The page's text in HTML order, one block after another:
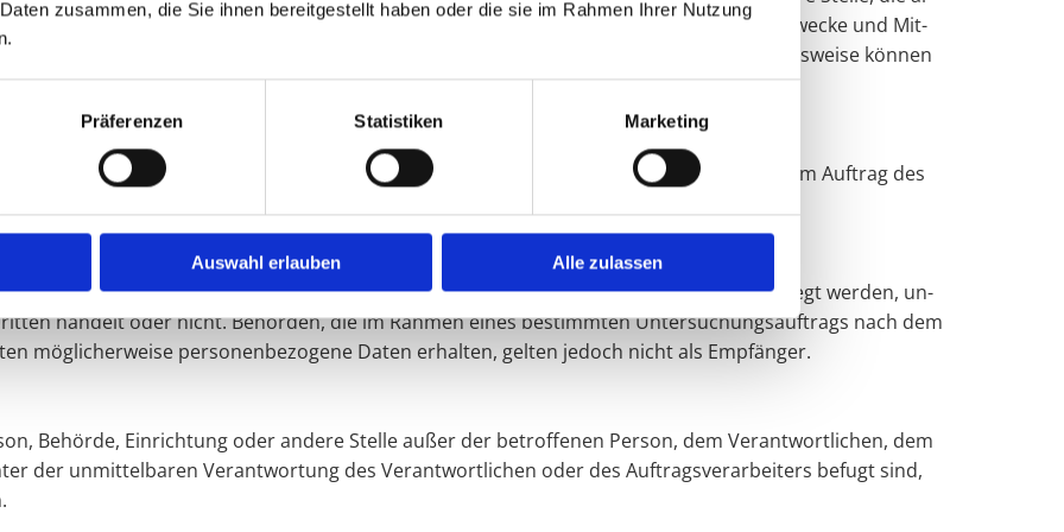
zusammen, die Sie ihnen bereitgestellt haben oder die sie im Rahmen Ihrer Nutzung
Präferenzen Statistiken Marketing
Auswahl erlauben Alle zulassen
und Mit­tel der Ver­ar­bei­tung von per­so­nen­be­zo­ge­nen Daten ent­schei­det. Sind die Zwe­cke und Mit­
das Recht der Mit­glied­staa­ten vor­ge­ge­ben, so kann der Ver­ant­wort­li­che be­zie­hungs­wei­se kön­nen
dem Uni­ons­recht oder dem Recht der Mit­glied­staa­ten vor­ge­se­hen wer­den.
Per­son, Be­hör­de, Ein­rich­tung oder an­de­re Stel­le, die per­so­nen­be­zo­ge­ne Daten im Auf­trag des
Be­hör­de, Ein­rich­tung oder an­de­re Stel­le, der per­so­nen­be­zo­ge­ne Daten of­fen­ge­legt wer­den, un­
han­delt oder nicht. Be­hör­den, die im Rah­men eines be­stimm­ten Un­ter­su­chungs­auf­trags nach dem
mög­li­cher­wei­se per­so­nen­be­zo­ge­ne Daten er­hal­ten, gel­ten je­doch nicht als Emp­fän­ger.
Be­hör­de, Ein­rich­tung oder an­de­re Stel­le außer der be­trof­fe­nen Per­son, dem Ver­ant­wort­li­chen, dem
der un­mit­tel­ba­ren Ver­ant­wor­tung des Ver­ant­wort­li­chen oder des Auf­trags­ver­ar­bei­ters be­fugt sind,